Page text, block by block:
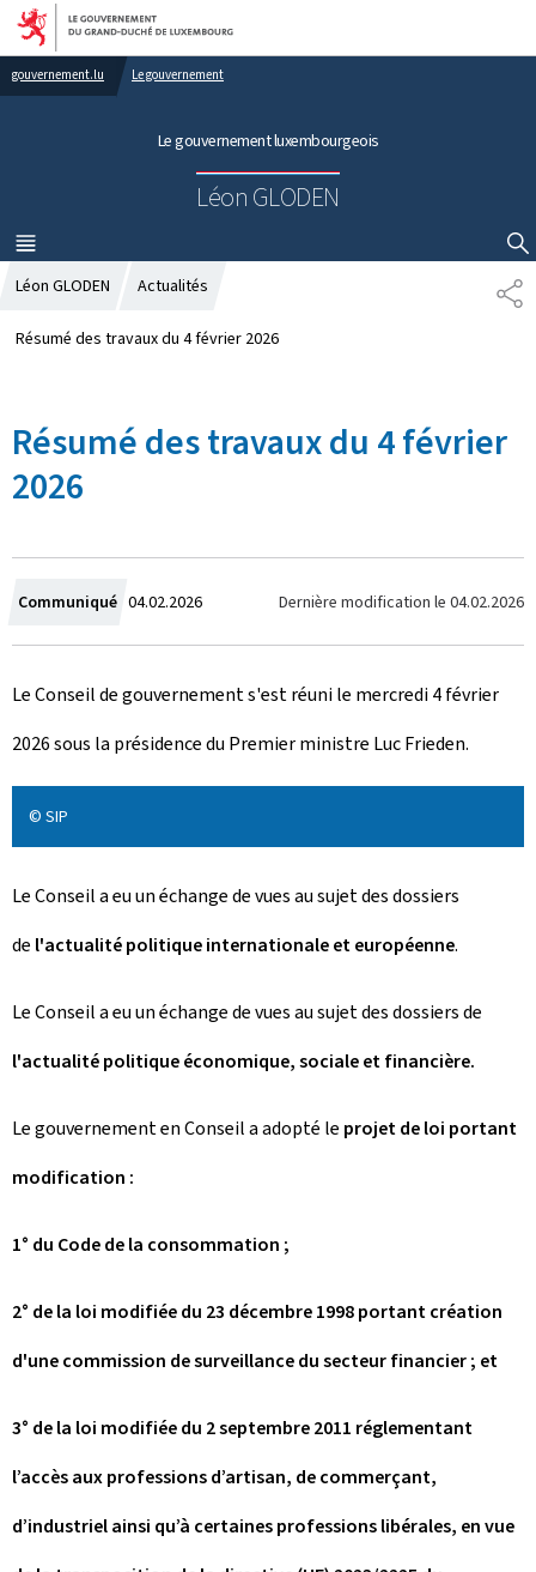
Aller au menu principal
Aller au contenu
gouvernement.lu Le gouvernement
Le gouvernement luxembourgeois
Léon GLODEN
MENU
PRINCIPAL
AFFICHER / MASQUER LA RECHERCHE
P
A
Léon GLODEN Actualités
Résumé des travaux du 4 février 2026
Résumé des travaux du 4 février
2026
Communiqué C
r
é
e
e
04.02.2026 Dernière modification le 04.02.2026
Le Conseil de gouvernement s'est réuni le mercredi 4 février
2026 sous la présidence du Premier ministre Luc Frieden.
© SIP
Le Conseil a eu un échange de vues au sujet des dossiers
de l'actualité politique internationale et européenne.
Le Conseil a eu un échange de vues au sujet des dossiers de
l'actualité politique économique, sociale et financière.
Le gouvernement en Conseil a adopté le projet de loi portant
modification :
1° du Code de la consommation ;
2° de la loi modifiée du 23 décembre 1998 portant création
d'une commission de surveillance du secteur financier ; et
3° de la loi modifiée du 2 septembre 2011 réglementant
l’accès aux professions d’artisan, de commerçant,
d’industriel ainsi qu’à certaines professions libérales, en vue